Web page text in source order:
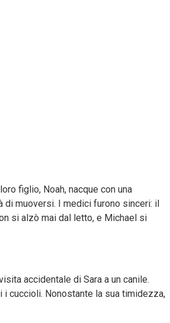
figlio, Noah, nacque con una
di muoversi. I medici furono sinceri: il
si alzò mai dal letto, e Michael si
accidentale di Sara a un canile.
i cuccioli. Nonostante la sua timidezza,